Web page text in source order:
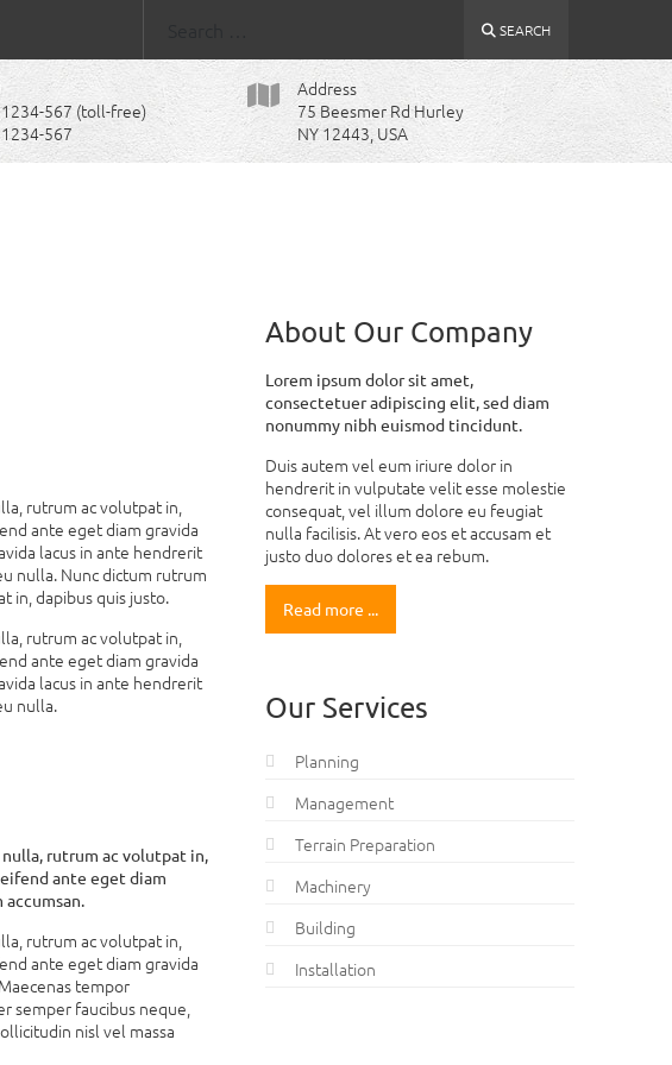
SEARCH
567 (toll-free)
567
Address
75 Beesmer Rd Hurley
NY 12443, USA
rutrum ac volutpat in,
ante eget diam gravida
lacus in ante hendrerit
nulla. Nunc dictum rutrum
in, dapibus quis justo.
rutrum ac volutpat in,
ante eget diam gravida
lacus in ante hendrerit
nulla.
rutrum ac volutpat in,
ante eget diam
rutrum ac volutpat in,
ante eget diam gravida
tempor
semper faucibus neque,
nisl vel massa
About Our Company
Lorem ipsum dolor sit amet,
consectetuer adipiscing elit, sed diam
nonummy nibh euismod tincidunt.
Duis autem vel eum iriure dolor in
hendrerit in vulputate velit esse molestie
consequat, vel illum dolore eu feugiat
nulla facilisis. At vero eos et accusam et
justo duo dolores et ea rebum.
Read more ...
Our Services
Planning
Management
Terrain Preparation
Machinery
Building
Installation